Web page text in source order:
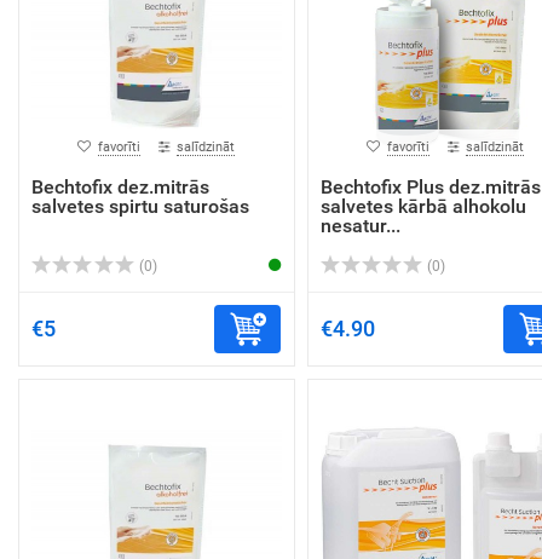
favorīti salīdzināt
Bechtofix dez.mitrās
salvetes spirtu saturošas
(0)
€5
favorīti salīdzināt
Bechtofix Plus dez.mitrās
salvetes kārbā alhokolu
nesatur...
(0)
€4.90